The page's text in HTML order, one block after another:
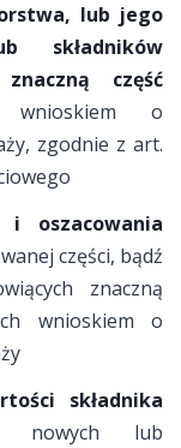
lub jego
składników
część
o
zgodnie z art.
oszacowania
części, bądź
znaczną
wnioskiem o
składnika
lub